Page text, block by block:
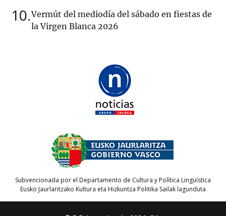
10 Vermút del mediodía del sábado en fiestas de
la Virgen Blanca 2026
Subvencionada por el Departamento de Cultura y Política Lingüística
Eusko Jaurlaritzako Kultura eta Hizkuntza Politika Sailak lagunduta